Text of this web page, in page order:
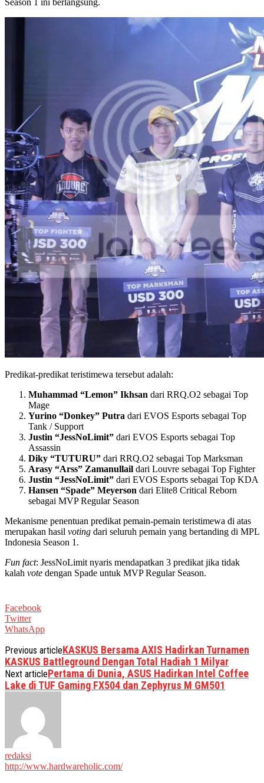
Predikat-predikat teristimewa tersebut adalah:
Muhammad “Lemon” Ikhsan dari RRQ.O2 sebagai Top
Mage
Yurino “Donkey” Putra dari EVOS Esports sebagai Top
Tank / Support
Justin “JessNoLimit” dari EVOS Esports sebagai Top
Assassin
Diky “TUTURU” dari RRQ.O2 sebagai Top Marksman
Arasy “Arss” Zamanullail dari Louvre sebagai Top Fighter
Justin “JessNoLimit” dari EVOS Esports sebagai Top KDA
Hansen “Spade” Meyerson dari Elite8 Critical Reborn
sebagai MVP Regular Season
Mekanisme penentuan predikat pemain-pemain teristimewa di atas
merupakan hasil voting dari seluruh pemain yang bertanding di MPL
Indonesia Season 1.
Fun fact: JessNoLimit nyaris mendapatkan 3 predikat jika tidak
kalah vote dengan Spade untuk MVP Regular Season.
Facebook
Twitter
WhatsApp
Previous articleKASKUS Bersama AXIS Hadirkan Turnamen
KASKUS Battleground Dengan Total Hadiah 1 Milyar
Next articlePertama di Dunia, ASUS Hadirkan Intel Coffee
Lake di TUF Gaming FX504 dan Zephyrus M GM501
redaksi
http://www.hardwareholic.com/